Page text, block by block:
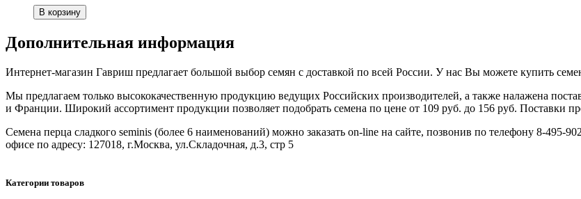
Дополнительная информация
Интернет-магазин Гавриш предлагает большой выбор семян с доставкой по всей России. У нас Вы можете купить
Мы предлагаем только высококачественную продукцию ведущих Российских производителей, а также налажена
и Франции. Широкий ассортимент продукции позволяет подобрать семена по цене от 109 руб. до 156 руб. Поставки
Семена перца сладкого seminis (более 6 наименований) можно заказать on-line на сайте, позвонив по телефону 8-495-
офисе по адресу: 127018, г.Москва, ул.Складочная, д.3, стр 5
Категории товаров